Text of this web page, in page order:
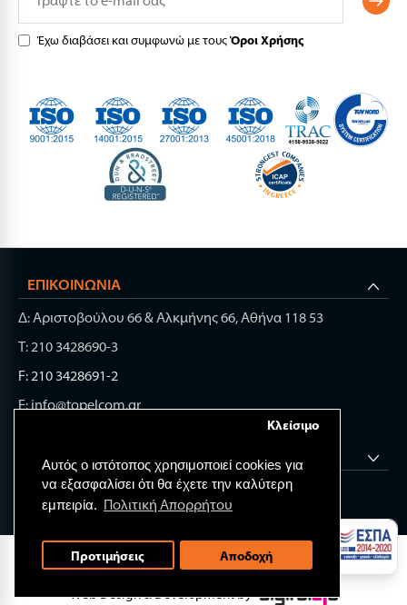
Αυτός ο ιστότοπος χρησιμοποιεί cookies για
να εξασφαλίσει ότι θα έχετε την καλύτερη
εμπειρία. Πολιτική Απορρήτου
Κλείσιμο
Προτιμήσεις Αποδοχή
Έχω διαβάσει και συμφωνώ με τουςΌροι Χρήσης
ΕΠΙΚΟΙΝΩΝΊΑ
Δ: Αριστοβούλου 66 & Αλκμήνης 66, Αθήνα 118 53
Τ: 210 3428690-3
F: 210 3428691-2
E: info@topelcom.gr
ΧΡΉΣΙΜΑ LINK
© 2026 TOP ELECTRONIC COMPONENTS.
All rights reserved.
Web Design & Development by